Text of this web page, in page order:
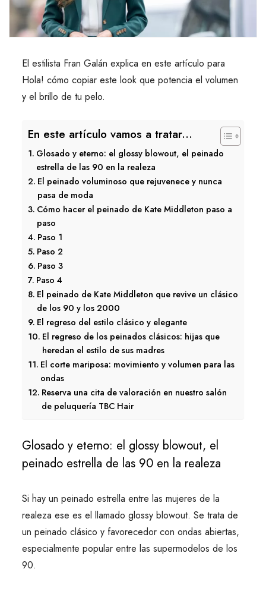
El estilista Fran Galán explica en este artículo para
Hola! cómo copiar este look que potencia el volumen
y el brillo de tu pelo.
En este artículo vamos a tratar...
Glosado y eterno: el glossy blowout, el peinado
estrella de las 90 en la realeza
El peinado voluminoso que rejuvenece y nunca
pasa de moda
Cómo hacer el peinado de Kate Middleton paso a
paso
Paso 1
Paso 2
Paso 3
Paso 4
El peinado de Kate Middleton que revive un clásico
de los 90 y los 2000
El regreso del estilo clásico y elegante
El regreso de los peinados clásicos: hijas que
heredan el estilo de sus madres
El corte mariposa: movimiento y volumen para las
ondas
Reserva una cita de valoración en nuestro salón
de peluquería TBC Hair
Glosado y eterno: el glossy blowout, el
peinado estrella de las 90 en la realeza
Si hay un peinado estrella entre las mujeres de la
realeza ese es el llamado glossy blowout. Se trata de
un peinado clásico y favorecedor con ondas abiertas,
especialmente popular entre las supermodelos de los
90.